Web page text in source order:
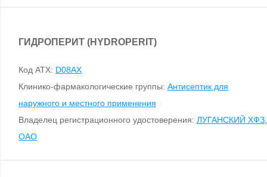
ГИДРОПЕРИТ (HYDROPERIT)
Код ATX: D08AX
Клинико-фармакологические группы: Антисептик для
наружного и местного применения
Владелец регистрационного удостоверения: ЛУГАНСКИЙ ХФЗ,
ОАО